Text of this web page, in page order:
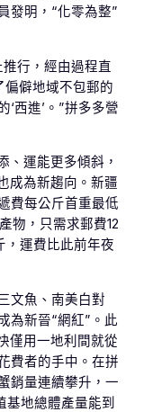
發明，“化零為整”
行，經由過程直
僻地域不包郵的
西進’。”拼多多營
、運能更多傾斜，
成為新趨向。新疆
費每公斤首重最低
物，只需求郵費12
，運費比此前年夜
文魚、南美白對
為新晉“網紅”。此
僅用一地利間就從
費者的手中。在拼
銷量連續攀升，一
地總體產量能到